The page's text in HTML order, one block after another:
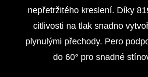
nepřetržitého kreslení. Díky
citlivosti na tlak snadno
plynulými přechody. Pero
do 60° pro snadné